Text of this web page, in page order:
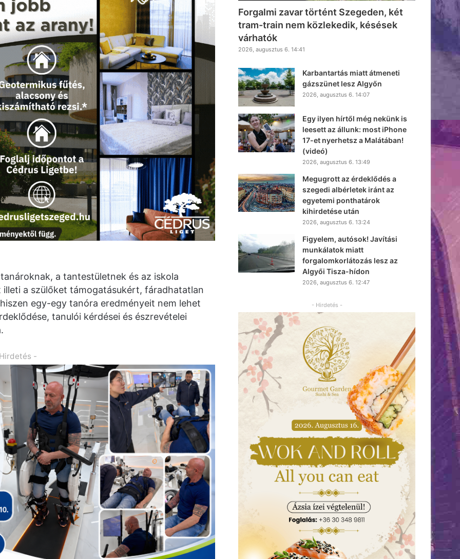
a tantestületnek és az iskola
a szülőket támogatásukért, fáradhatatlan
egy-egy tanóra eredményeit nem lehet
tanulói kérdései és észrevételei
-
Forgalmi zavar történt Szegeden, két
tram-train nem közlekedik, késések
várhatók
2026, augusztus 6. 14:41
Karbantartás miatt átmeneti
gázszünet lesz Algyőn
2026, augusztus 6. 14:07
Egy ilyen hírtől még nekünk is
leesett az állunk: most iPhone
17-et nyerhetsz a Malátában!
(videó)
2026, augusztus 6. 13:49
Megugrott az érdeklődés a
szegedi albérletek iránt az
egyetemi ponthatárok
kihirdetése után
2026, augusztus 6. 13:24
Figyelem, autósok! Javítási
munkálatok miatt
forgalomkorlátozás lesz az
Algyői Tisza-hídon
2026, augusztus 6. 12:47
- Hirdetés -